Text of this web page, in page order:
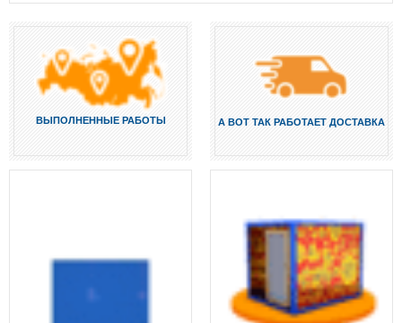
ВЫПОЛНЕННЫЕ РАБОТЫ А ВОТ ТАК РАБОТАЕТ ДОСТАВКА